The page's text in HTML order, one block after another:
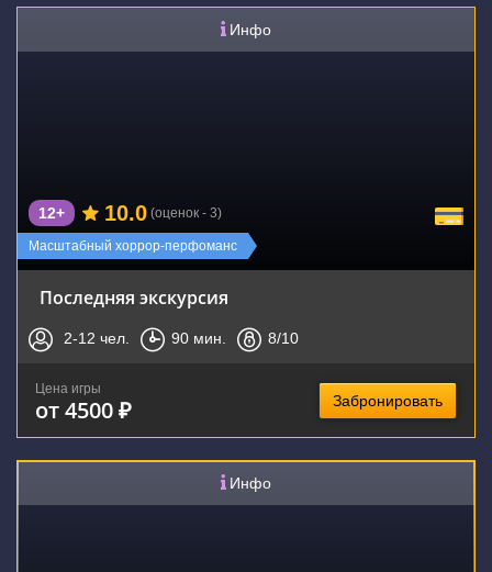
Инфо
Новинка
Масштабный хоррор-перфоманс
12+ 10.0 (оценок - 3)
Последняя экскурсия
2-12 чел. 90 мин. 8/10
Цена игры
от 4500 ₽ Забронировать
Инфо